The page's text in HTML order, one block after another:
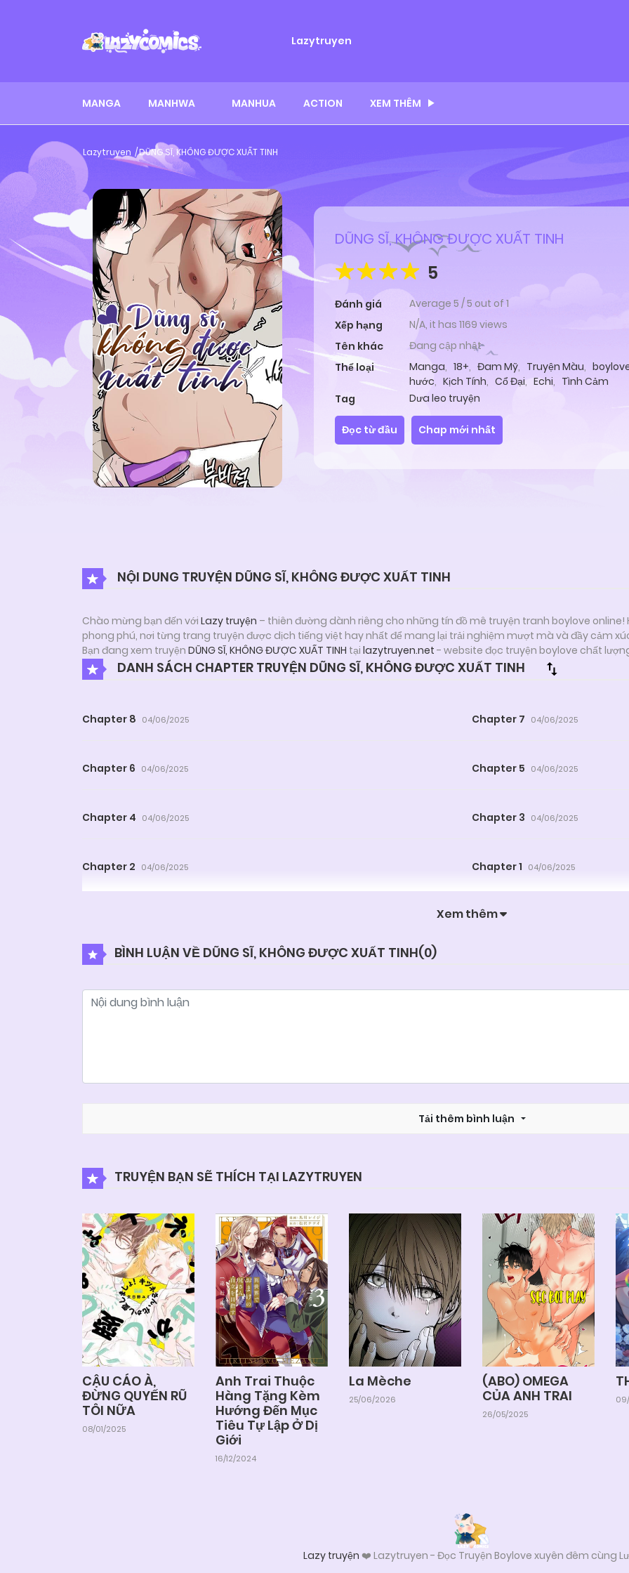
Lazytruyen
MANGA MANHWA MANHUA ACTION XEM THÊM
Lazytruyen DŨNG SĨ, KHÔNG ĐƯỢC XUẤT TINH
DŨNG SĨ, KHÔNG ĐƯỢC XUẤT TINH
5
Đánh giá Average 5 /5 out of 1
Xếp hạng
N/A, it has 1169 views
Tên khác
Đang cập nhật
Thể loại
Manga, 18+, Đam Mỹ, Truyện Màu,
hước, Kịch Tính, Cổ Đại, Echi, Tình Cảm
Tag
Dưa leo truyện
Đọc từ đầu Chap mới nhất
NỘI DUNG TRUYỆN DŨNG SĨ, KHÔNG ĐƯỢC XUẤT TINH
Chào mừng bạn đến với Lazy truyện – thiên đường dành riêng cho những tín đồ mê truyện tranh boylove
phong phú, nơi từng trang truyện được dịch tiếng việt hay nhất để mang lại trải nghiệm mượt mà và đầy cảm
Bạn đang xem truyện DŨNG SĨ, KHÔNG ĐƯỢC XUẤT TINH tại lazytruyen.net - website đọc truyện boylove chất
DANH SÁCH CHAPTER TRUYỆN DŨNG SĨ, KHÔNG ĐƯỢC XUẤT TINH
Chapter 8 04/06/2025 Chapter 7 04/06/2025
Chapter 6 04/06/2025 Chapter 5 04/06/2025
Chapter 4 04/06/2025 Chapter 3 04/06/2025
Chapter 2 04/06/2025 Chapter 1 04/06/2025
Xem thêm
BÌNH LUẬN VỀ DŨNG SĨ, KHÔNG ĐƯỢC XUẤT TINH(0)
Tải thêm bình luận
TRUYỆN BẠN SẼ THÍCH TẠI LAZYTRUYEN
CẬU CÁO À,
ĐỪNG QUYẾN RŨ
TÔI NỮA
08/01/2025
Anh Trai Thuộc
Hàng Tặng Kèm
Hướng Đến Mục
Tiêu Tự Lập Ở Dị
Giới
16/12/2024
La Mèche
25/06/2026
(ABO) OMEGA
CỦA ANH TRAI
26/05/2025
Lazy truyện ❤️ Lazytruyen - Đọc Truyện Boylove xuyên đêm cùng